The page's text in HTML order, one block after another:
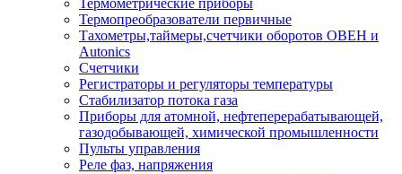
Термометрические приборы
Термопреобразователи первичные
Тахометры,таймеры,счетчики оборотов ОВЕН и
Autonics
Счетчики
Регистраторы и регуляторы температуры
Стабилизатор потока газа
Приборы для атомной, нефтеперерабатывающей,
газодобывающей, химической промышленности
Пульты управления
Реле фаз, напряжения